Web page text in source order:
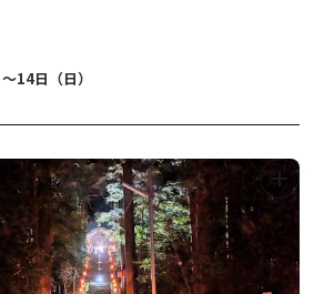
ばれ今でも親しまれている今市が誇る偉
徳二宮神社」が会場です。
などの温かな灯りで照らされ、レトロ感
演奏とともに、地元ならではの特産品や
楽しみください。
名前の由来と『食』について】
14日（日）